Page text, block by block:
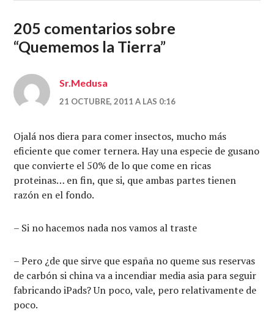
205 comentarios sobre
“Quememos la Tierra”
Sr.Medusa
21 OCTUBRE, 2011 A LAS 0:16
Ojalá nos diera para comer insectos, mucho más
eficiente que comer ternera. Hay una especie de gusano
que convierte el 50% de lo que come en ricas
proteinas… en fin, que si, que ambas partes tienen
razón en el fondo.
– Si no hacemos nada nos vamos al traste
– Pero ¿de que sirve que españa no queme sus reservas
de carbón si china va a incendiar media asia para seguir
fabricando iPads? Un poco, vale, pero relativamente de
poco.